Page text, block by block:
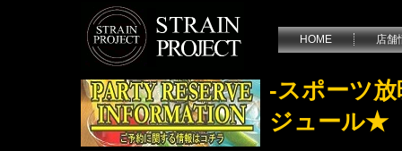
HOME 店舗
-スポーツ
ジュール★